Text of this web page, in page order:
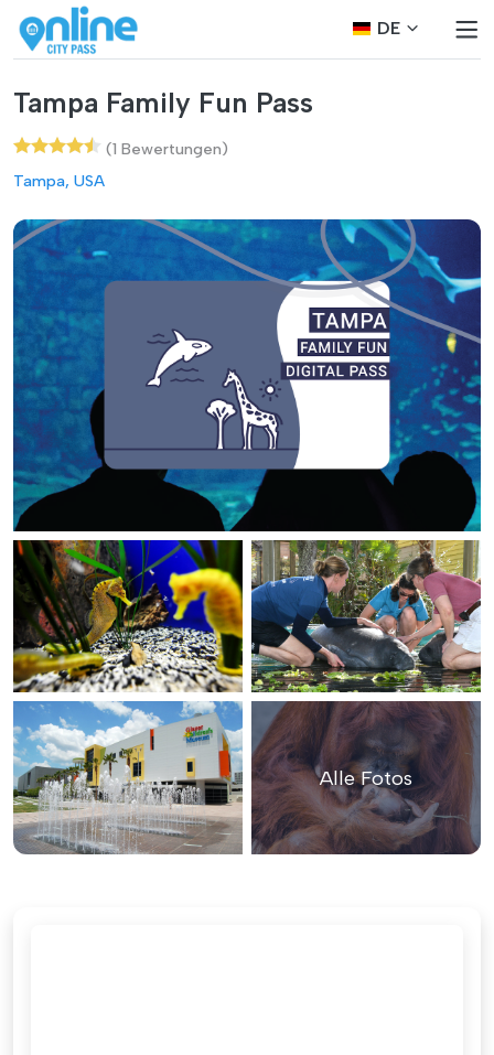
DE
Tampa Family Fun Pass
(1 Bewertungen)
Tampa, USA
Alle Fotos